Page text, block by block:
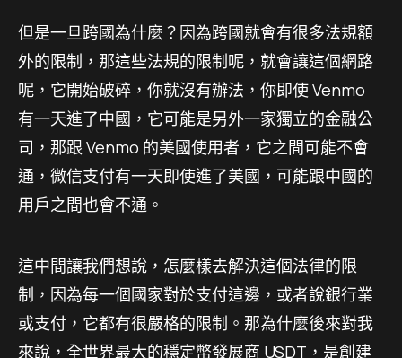
但是一旦跨國為什麼？因為跨國就會有很多法規額
外的限制，那這些法規的限制呢，就會讓這個網路
呢，它開始破碎，你就沒有辦法，你即使 Venmo
有一天進了中國，它可能是另外一家獨立的金融公
司，那跟 Venmo 的美國使用者，它之間可能不會
通，微信支付有一天即使進了美國，可能跟中國的
用戶之間也會不通。
這中間讓我們想說，怎麼樣去解決這個法律的限
制，因為每一個國家對於支付這邊，或者說銀行業
或支付，它都有很嚴格的限制。那為什麼後來對我
來說，全世界最大的穩定幣發展商 USDT，是創建